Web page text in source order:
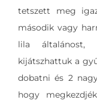
tetszett meg
második vagy
lila általánost,
kijátszhattuk a
dobatni és 2
hogy